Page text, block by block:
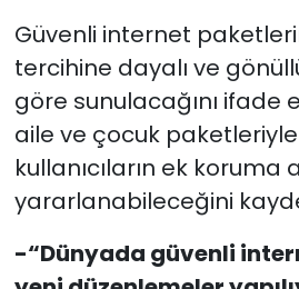
Güvenli internet
tercihine dayalı ve
göre sunulacağını ifade
aile ve çocuk
kullanıcıların ek koruma
yararlanabileceğini
-“Dünyada güvenli